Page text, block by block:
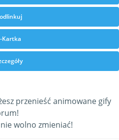
Kartka
przenieść animowane gify
wolno zmieniać!